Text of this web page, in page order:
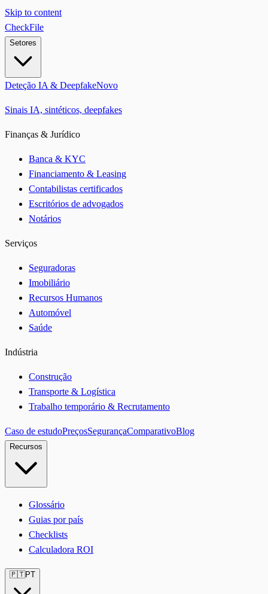
Skip to content
CheckFile
Setores
Deteção IA & DeepfakeNovo
Sinais IA, sintéticos, deepfakes
Finanças & Jurídico
Banca & KYC
Financiamento & Leasing
Contabilistas certificados
Escritórios de advogados
Notários
Serviços
Seguradoras
Imobiliário
Recursos Humanos
Automóvel
Saúde
Indústria
Construção
Transporte & Logística
Trabalho temporário & Recrutamento
Caso de estudoPreçosSegurançaComparativoBlog
Recursos
Glossário
Guias por país
Checklists
Calculadora ROI
🇵🇹PT